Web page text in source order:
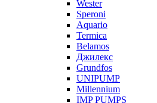
Wester
Speroni
Aquario
Termica
Belamos
Джилекс
Grundfos
UNIPUMP
Millennium
IMP PUMPS